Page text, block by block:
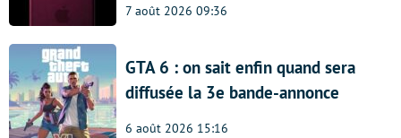
7 août 2026 09:36
GTA 6 : on sait enfin quand sera
diffusée la 3e bande-annonce
6 août 2026 15:16